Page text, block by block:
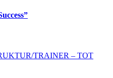
TRAINER – TOT